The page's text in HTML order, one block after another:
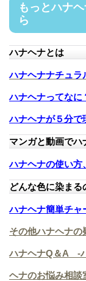
もっとハナ
ら
ハナヘナとは
ハナヘナナチュラ
ハナヘナってなに
ハナヘナが５分で
マンガと動画でハ
ハナヘナの使い方
どんな色に染まる
ハナヘナ簡単チャ
その他ハナヘナの
ハナヘナQ＆A -
ヘナのお悩み相談